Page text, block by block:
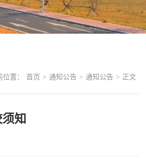
位置： 首页 > 通知公告 > 通知公告 > 正文
知